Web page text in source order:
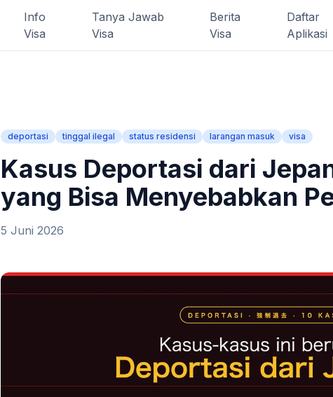
Info
Visa
Tanya Jawab
Visa
Berita
Visa
Daftar
Aplikasi
deportasi tinggal ilegal status residensi larangan masuk visa
Kasus Deportasi dari
yang Bisa Menyebabkan
5 Juni 2026